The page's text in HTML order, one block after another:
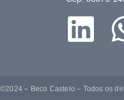
©2024 – Beco Castelo – Todos os